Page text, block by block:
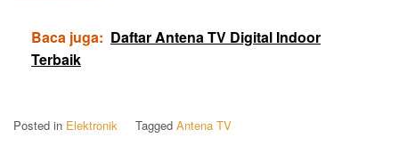
Baca juga: Daftar Antena TV Digital Indoor
Terbaik
Posted in Elektronik Tagged Antena TV